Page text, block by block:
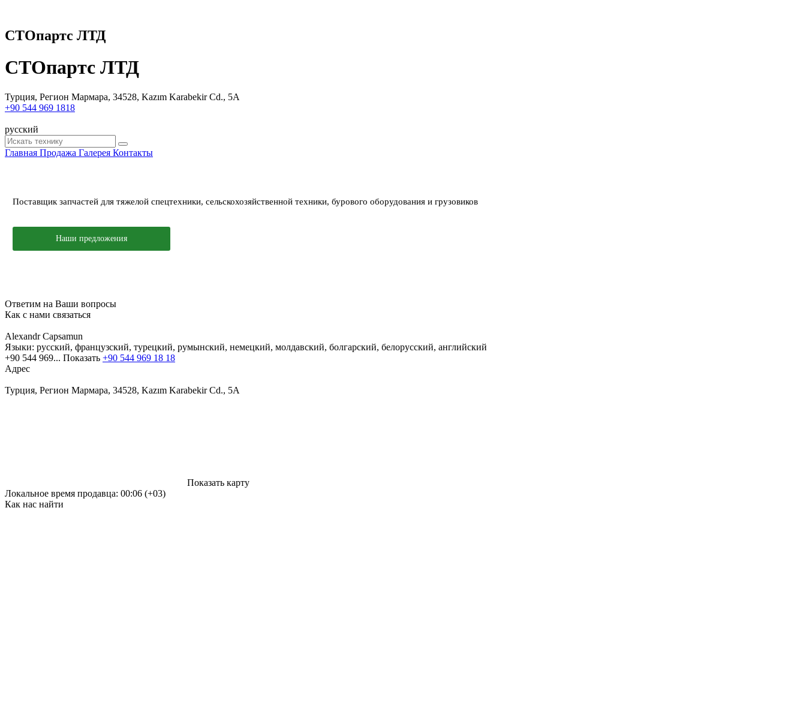
СТОпартс ЛТД
СТОпартс ЛТД
Турция, Регион Мармара, 34528, Kazım Karabekir Cd., 5A
+90 544 969 1818
русский
Главная Продажа Галерея Контакты
Поставщик запчастей для тяжелой спецтехники, сельскохозяйственной техники, бурового оборудования и грузовиков
Наши предложения
Ответим на Ваши вопросы
Как с нами связаться
Alexandr Capsamun
Языки: русский, французский, турецкий, румынский, немецкий, молдавский, болгарский, белорусский, английский
+90 544 969... Показать +90 544 969 18 18
Адрес
Турция, Регион Мармара, 34528, Kazım Karabekir Cd., 5A
Показать карту
Локальное время продавца: 00:06 (+03)
Как нас найти